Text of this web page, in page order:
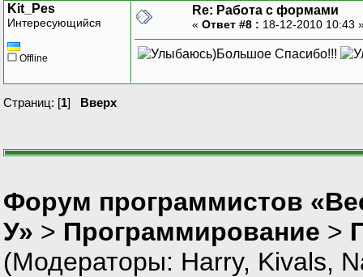
Kit_Pes
Интересующийся
Offline
Re: Работа с формами
« Ответ #8 : 18-12-2010 10:43
)Большое Спасибо!!!
Страниц: [1] Вверх
Форум программистов
У» > Программирование >
(Модераторы: Harry, Kivals,